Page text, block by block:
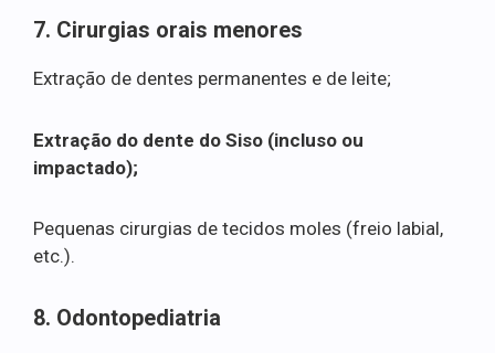
7. Cirurgias orais menores
Extração de dentes permanentes e de leite;
Extração do dente do Siso (incluso ou
impactado);
Pequenas cirurgias de tecidos moles (freio labial,
etc.).
8. Odontopediatria